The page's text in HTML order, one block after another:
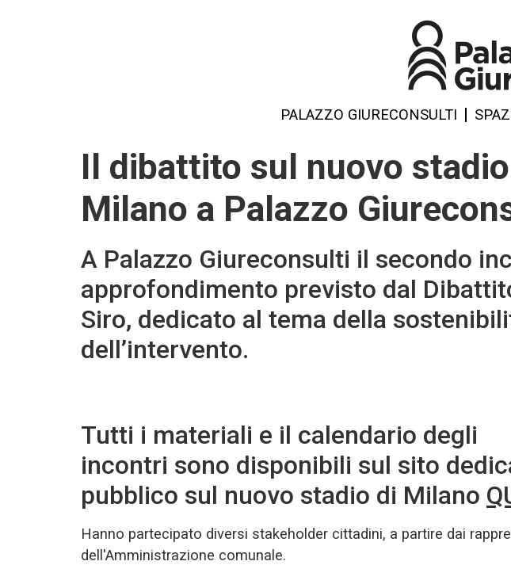
IT
2020
PALAZZO GIURECONSULTI
Il dibattito sul nuovo
Milano a Palazzo
A Palazzo Giureconsulti il secondo
approfondimento previsto dal
Siro, dedicato al tema della
dell’intervento.
Tutti i materiali e il calendario degli
incontri sono disponibili sul sito
pubblico sul nuovo stadio di Milano
Hanno partecipato diversi stakeholder cittadini, a partire dai
dell'Amministrazione comunale.